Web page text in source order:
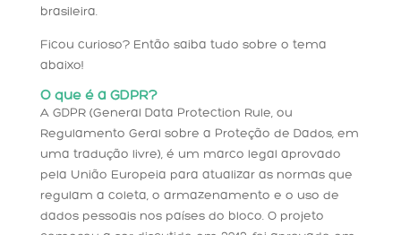
brasileira.
Ficou curioso? Então saiba tudo sobre o tema
abaixo!
O que é a GDPR?
A GDPR (General Data Protection Rule, ou
Regulamento Geral sobre a Proteção de Dados, em
uma tradução livre), é um marco legal aprovado
pela União Europeia para atualizar as normas que
regulam a coleta, o armazenamento e o uso de
dados pessoais nos países do bloco. O projeto